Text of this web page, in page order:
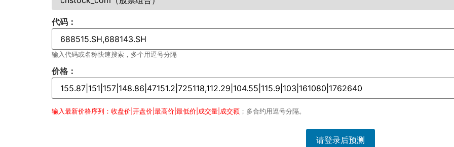
代码：
输入代码或名称快速搜索，多个用逗号分隔
价格：
输入最新价格序列：收盘价|开盘价|最高价|最低价|成交量|成交额 ；多合约用逗号分隔。
请登录后预测